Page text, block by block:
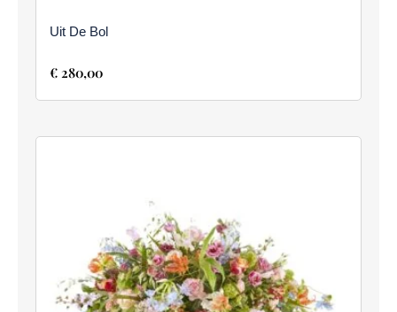
Uit De Bol
€ 280,00